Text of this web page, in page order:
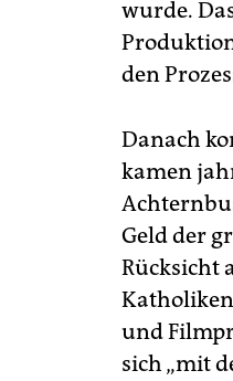
wurde.
den
Danach
kamen
Geld der
Rücksicht
und
sich „mit